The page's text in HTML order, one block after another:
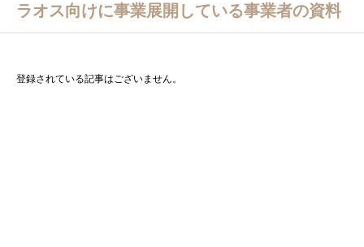
ラオス向けに事業展開している事業者の資料
登録されている記事はございません。